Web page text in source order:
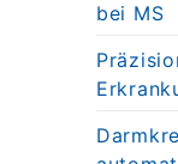
bei MS